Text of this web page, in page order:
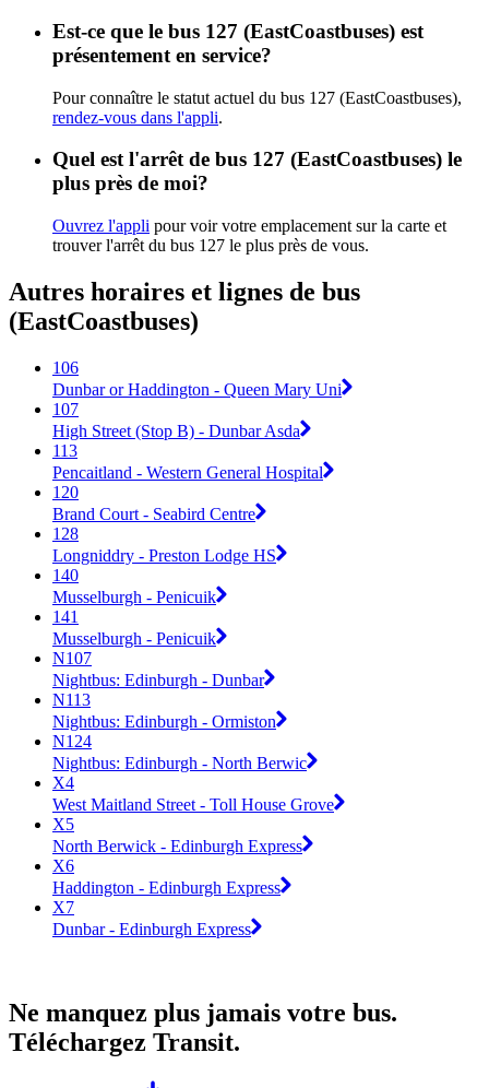
Est-ce que le bus 127 (EastCoastbuses) est
présentement en service?
Pour connaître le statut actuel du bus 127 (EastCoastbuses),
rendez-vous dans l'appli.
Quel est l'arrêt de bus 127 (EastCoastbuses) le
plus près de moi?
Ouvrez l'appli pour voir votre emplacement sur la carte et
trouver l'arrêt du bus 127 le plus près de vous.
Autres horaires et lignes de bus
(EastCoastbuses)
106
Dunbar or Haddington - Queen Mary Uni
107
High Street (Stop B) - Dunbar Asda
113
Pencaitland - Western General Hospital
120
Brand Court - Seabird Centre
128
Longniddry - Preston Lodge HS
140
Musselburgh - Penicuik
141
Musselburgh - Penicuik
N107
Nightbus: Edinburgh - Dunbar
N113
Nightbus: Edinburgh - Ormiston
N124
Nightbus: Edinburgh - North Berwic
X4
West Maitland Street - Toll House Grove
X5
North Berwick - Edinburgh Express
X6
Haddington - Edinburgh Express
X7
Dunbar - Edinburgh Express
Ne manquez plus jamais votre bus.
Téléchargez Transit.